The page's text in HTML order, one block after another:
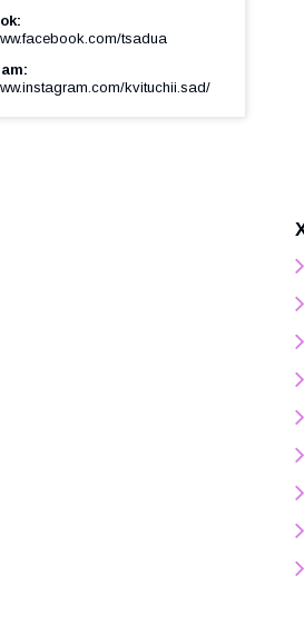
tsadua
kvituchii.sad/